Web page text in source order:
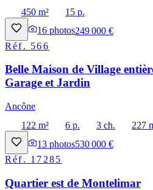
450 m²
15 p.
16 photos249 000 €
Réf. 566
Belle Maison de Village
Garage et Jardin
Ancône
122 m²
6 p. 3 ch.
227
13 photos530 000 €
Réf. 17285
Quartier est de Montelimar